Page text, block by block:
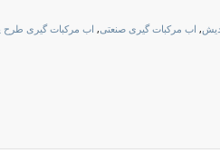
, اب مرکبات گیری صنعتی, اب مرکبات گیری طرح